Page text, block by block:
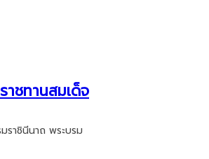
ชทานสมเด็จ
ราชินีนาถ พระบรม